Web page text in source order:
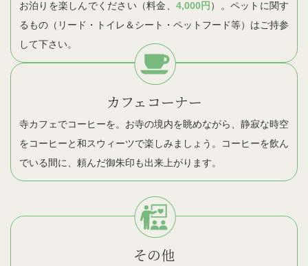
お泊りを楽しんでください（料金、 4,000円 ）。ペットに関す
るもの（リード・トイレ＆シート・ペットフード等）はご持参
して下さい。
カフェコーナー
寺カフェでコーヒーを。お寺の境内を眺めながら、静寂な時空
をコーヒーと和スウィーツで楽しみましょう。コーヒーを飲ん
でいる間に、頼んだ御朱印も出来上がります。
その他